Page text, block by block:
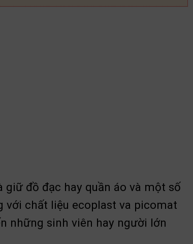
đồ đạc hay quần áo và một số
với chất liệu ecoplast va picomat
những sinh viên hay người lớn